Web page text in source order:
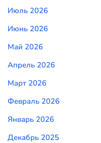
Июль 2026
Июнь 2026
Май 2026
Апрель 2026
Март 2026
Февраль 2026
Январь 2026
Декабрь 2025